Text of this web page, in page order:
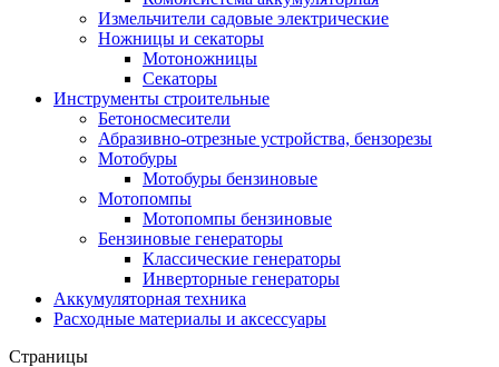
Измельчители садовые электрические
Ножницы и секаторы
Мотоножницы
Секаторы
Инструменты строительные
Бетоносмесители
Абразивно-отрезные устройства, бензорезы
Мотобуры
Мотобуры бензиновые
Мотопомпы
Мотопомпы бензиновые
Бензиновые генераторы
Классические генераторы
Инверторные генераторы
Аккумуляторная техника
Расходные материалы и аксессуары
Страницы